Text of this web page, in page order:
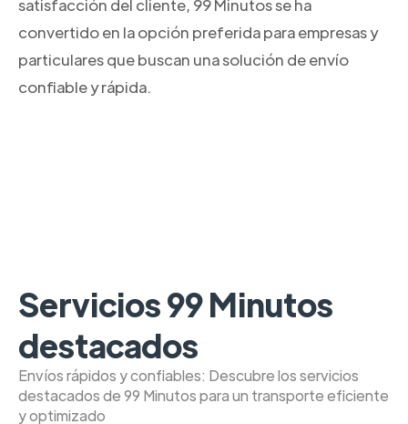
satisfacción del cliente, 99 Minutos se ha
convertido en la opción preferida para empresas y
particulares que buscan una solución de envío
confiable y rápida.
Servicios 99 Minutos
destacados
Envíos rápidos y confiables: Descubre los servicios
destacados de 99 Minutos para un transporte eficiente
y optimizado